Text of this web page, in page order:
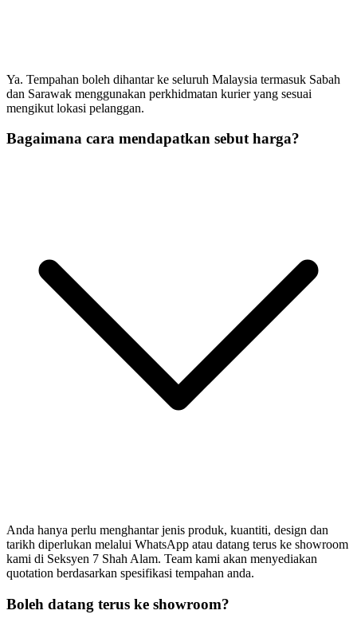
Ya. Tempahan boleh dihantar ke seluruh Malaysia termasuk Sabah
dan Sarawak menggunakan perkhidmatan kurier yang sesuai
mengikut lokasi pelanggan.
Bagaimana cara mendapatkan sebut harga?
Anda hanya perlu menghantar jenis produk, kuantiti, design dan
tarikh diperlukan melalui WhatsApp atau datang terus ke showroom
kami di Seksyen 7 Shah Alam. Team kami akan menyediakan
quotation berdasarkan spesifikasi tempahan anda.
Boleh datang terus ke showroom?